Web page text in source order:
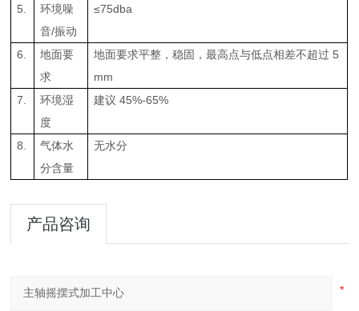
5.
环境噪
音/振动
≤75dba
6.
地面要
求
地面要求平整，稳固，最高点与低点相差不超过 5
mm
7.
环境湿
度
建议 45%-65%
8.
气体水
分含量
无水分
产品咨询